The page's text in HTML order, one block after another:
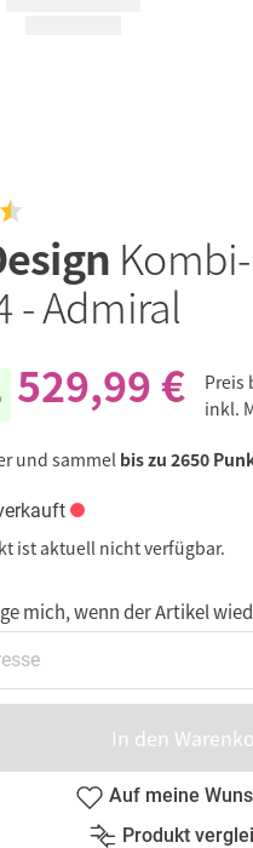
- Admiral
529,99 € Preis
inkl.
und sammel bis zu 2650
ist aktuell nicht verfügbar.
mich, wenn der Artikel
In den
Auf meine
Produkt